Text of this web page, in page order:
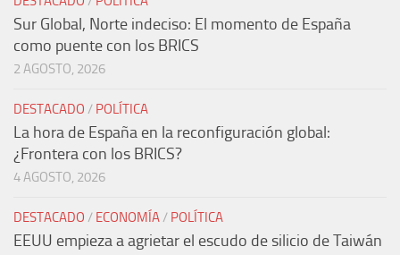
Sur Global, Norte indeciso: El momento de España
como puente con los BRICS
2 AGOSTO, 2026
DESTACADO / POLÍTICA
La hora de España en la reconfiguración global:
¿Frontera con los BRICS?
4 AGOSTO, 2026
DESTACADO / ECONOMÍA/ POLÍTICA
EEUU empieza a agrietar el escudo de silicio de Taiwán